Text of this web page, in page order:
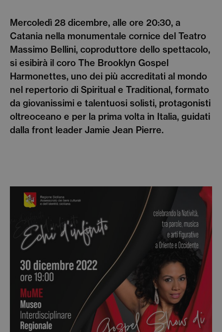
Mercoledì 28 dicembre, alle ore 20:30, a
Catania nella monumentale cornice del Teatro
Massimo Bellini, coproduttore dello spettacolo,
si esibirà il coro The Brooklyn Gospel
Harmonettes, uno dei più accreditati al mondo
nel repertorio di Spiritual e Traditional, formato
da giovanissimi e talentuosi solisti, protagonisti
oltreoceano e per la prima volta in Italia, guidati
dalla front leader Jamie Jean Pierre.